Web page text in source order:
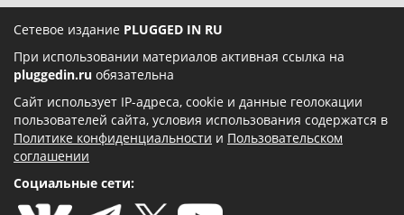
Сетевое издание PLUGGED IN RU
При использовании материалов активная ссылка на
pluggedin.ru обязательна
Сайт использует IP-адреса, cookie и данные геолокации
пользователей сайта, условия использования содержатся в
Политике конфиденциальности и Пользовательском
соглашении
Социальные сети: